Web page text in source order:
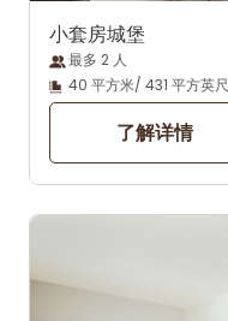
小套房城堡
最多 2 人
40 平方米/ 431 平方英尺
了解详情